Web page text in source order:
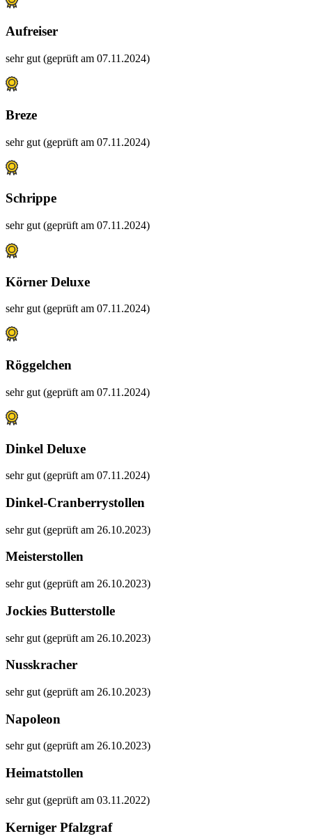
Aufreiser
sehr gut (geprüft am 07.11.2024)
Breze
sehr gut (geprüft am 07.11.2024)
Schrippe
sehr gut (geprüft am 07.11.2024)
Körner Deluxe
sehr gut (geprüft am 07.11.2024)
Röggelchen
sehr gut (geprüft am 07.11.2024)
Dinkel Deluxe
sehr gut (geprüft am 07.11.2024)
Dinkel-Cranberrystollen
sehr gut (geprüft am 26.10.2023)
Meisterstollen
sehr gut (geprüft am 26.10.2023)
Jockies Butterstolle
sehr gut (geprüft am 26.10.2023)
Nusskracher
sehr gut (geprüft am 26.10.2023)
Napoleon
sehr gut (geprüft am 26.10.2023)
Heimatstollen
sehr gut (geprüft am 03.11.2022)
Kerniger Pfalzgraf